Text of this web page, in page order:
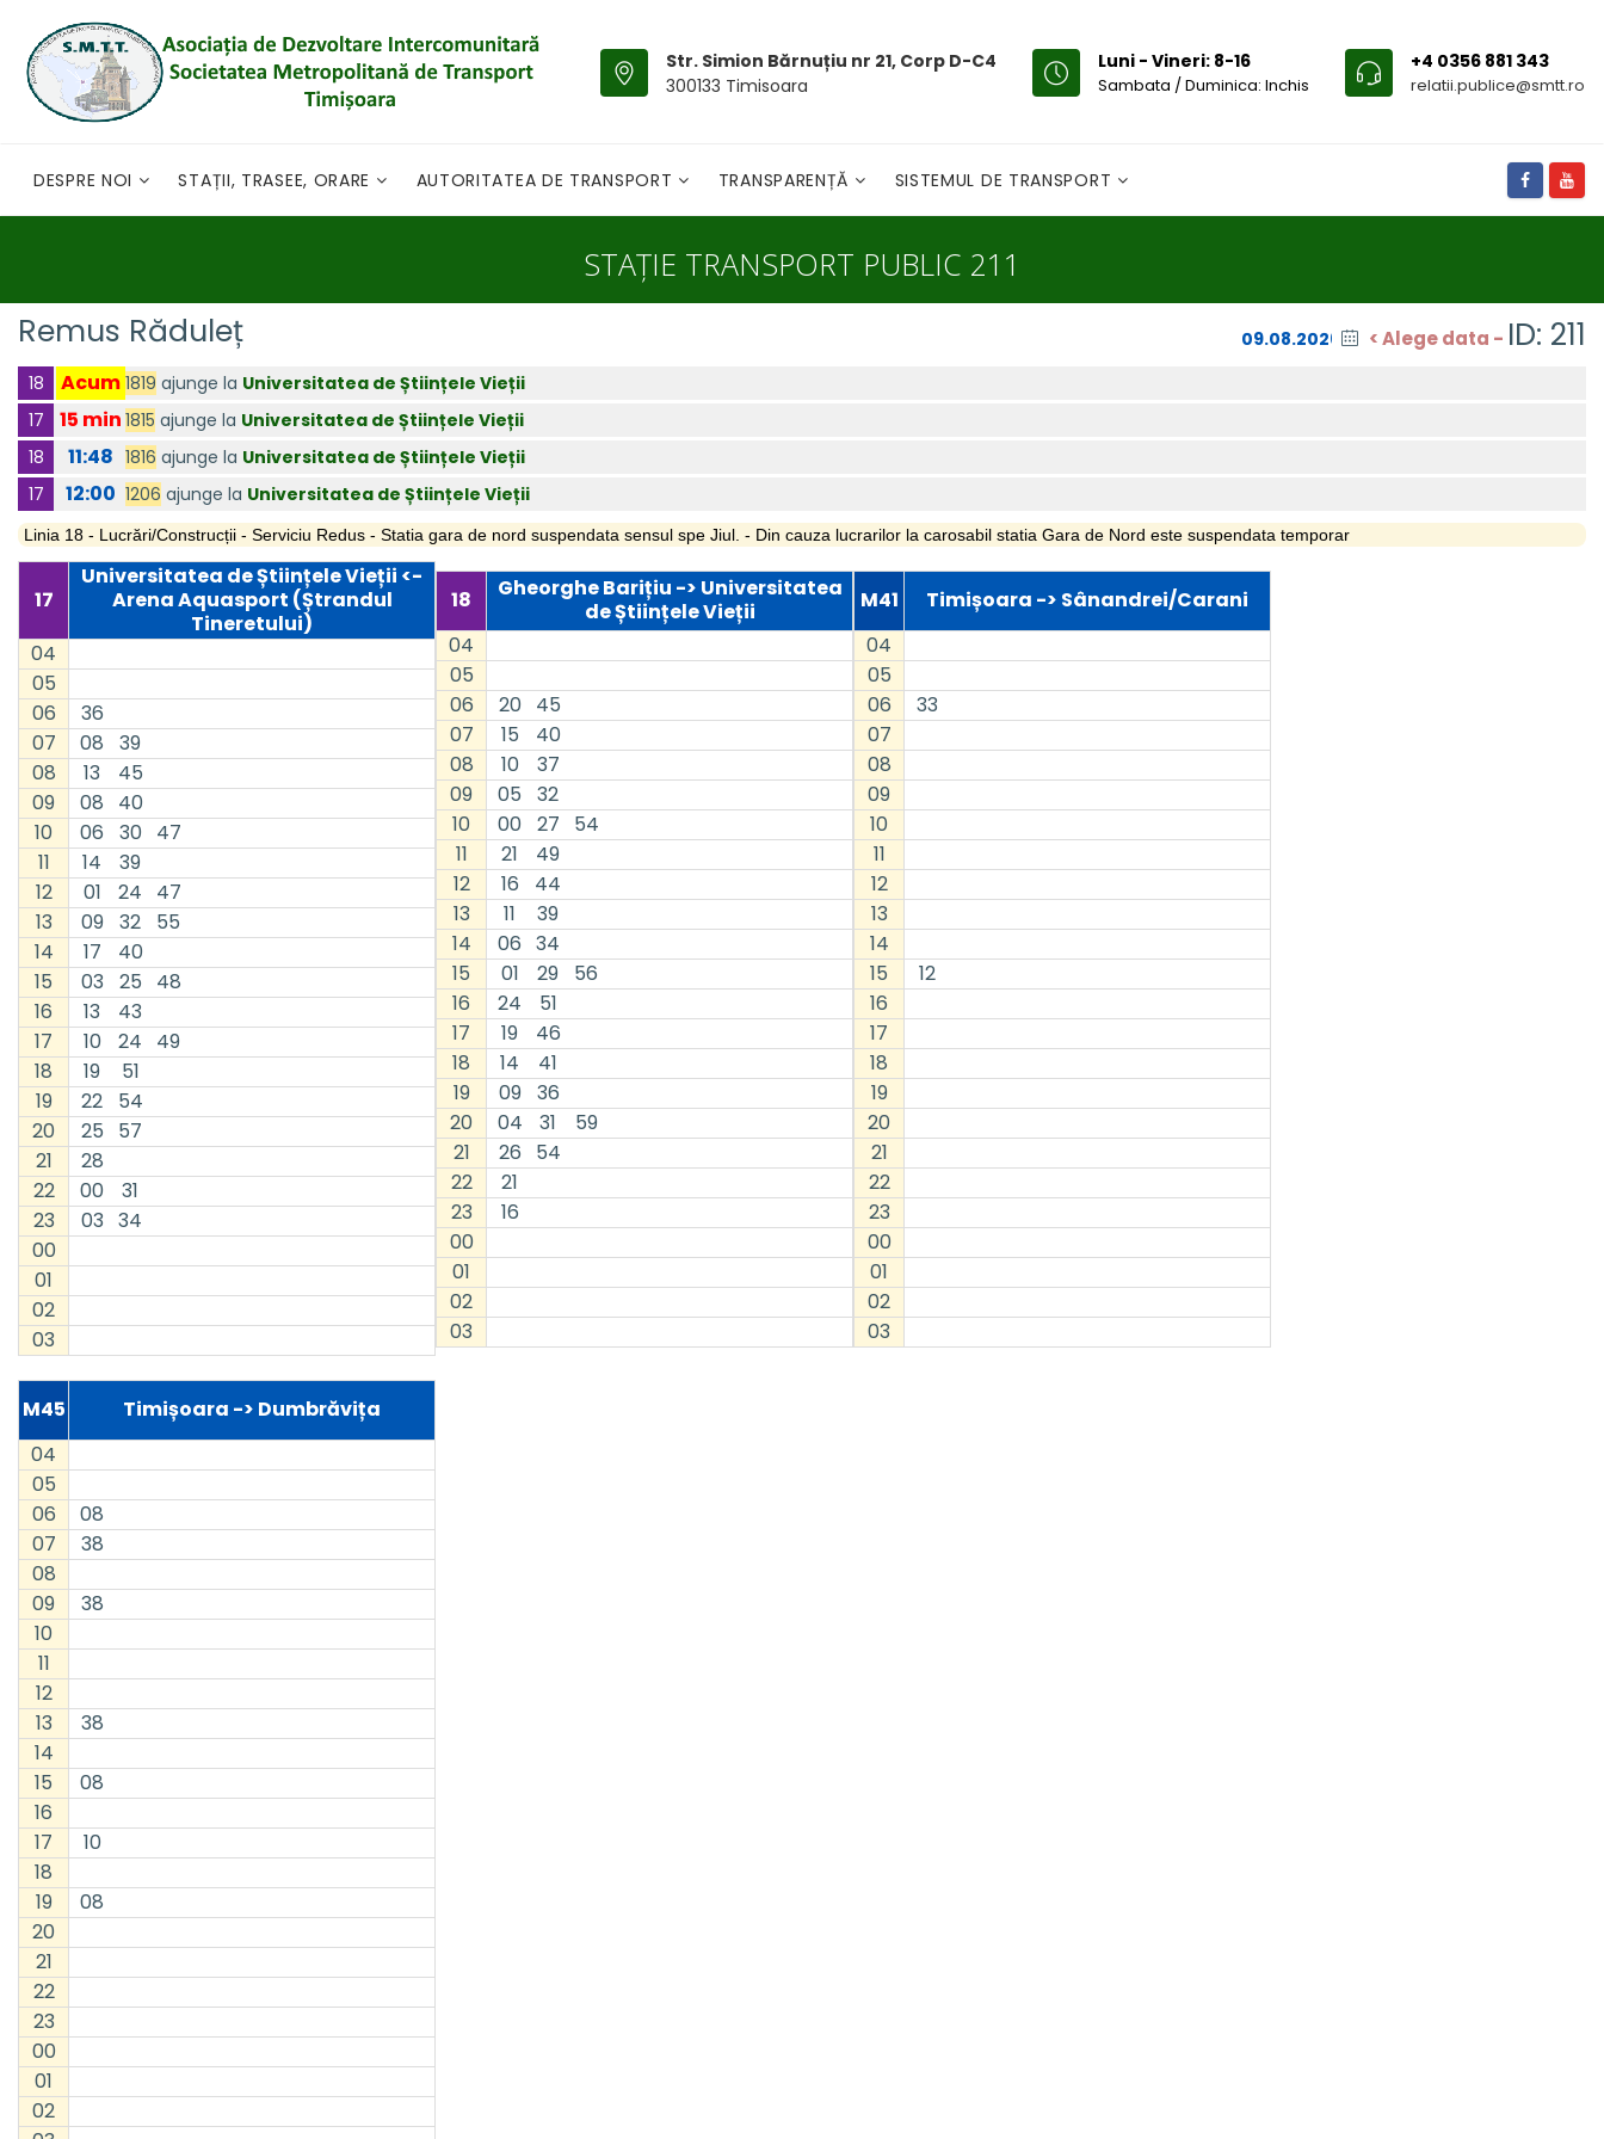
Str. Simion Bărnuțiu nr 21, Corp D-C4
300133 Timisoara
Luni - Vineri: 8-16
Sambata / Duminica: Inchis
+4 0356 881 343
relatii.publice@smtt.ro
DESPRE NOI STAȚII, TRASEE, ORARE AUTORITATEA DE TRANSPORT TRANSPARENȚĂ SISTEMUL DE TRANSPORT
STAȚIE TRANSPORT PUBLIC 211
Remus Răduleț < Alege data - ID: 211
18 Acum 1819 ajunge la Universitatea de Științele Vieții
17
15 min 1815 ajunge la Universitatea de Științele Vieții
18
11:48 1816 ajunge la Universitatea de Științele Vieții
17
12:00 1206 ajunge la Universitatea de Științele Vieții
Linia 18 - Lucrări/Construcții - Serviciu Redus - Statia gara de nord suspendata sensul spe Jiul. - Din cauza lucrarilor la carosabil statia Gara de Nord este suspendata temporar
17
Universitatea de Științele Vieții <-
Arena Aquasport (Ștrandul
Tineretului)
04
05
06
36
07
08
39
08
13
45
09
08
40
10
06 30
47
11
14
39
12
01 24
47
13
09 32
55
14
17
40
15
03 25
48
16
13
43
17
10 24
49
18
19
51
19
22
54
20
25
57
21
28
22
00
31
23
03 34
00
01
02
03
18
Gheorghe Barițiu -> Universitatea
de Științele Vieții
04
05
06
20
45
07
15
40
08
10
37
09
05
32
10
00 27
54
11
21
49
12
16
44
13
11
39
14
06 34
15
01 29
56
16
24
51
17
19
46
18
14
41
19
09 36
20
04 31
59
21
26
54
22
21
23
16
00
01
02
03
M41
Timișoara -> Sânandrei/Carani
04
05
06
33
07
08
09
10
11
12
13
14
15
12
16
17
18
19
20
21
22
23
00
01
02
03
M45
Timișoara -> Dumbrăvița
04
05
06
08
07
38
08
09
38
10
11
12
13
38
14
15
08
16
17
10
18
19
08
20
21
22
23
00
01
02